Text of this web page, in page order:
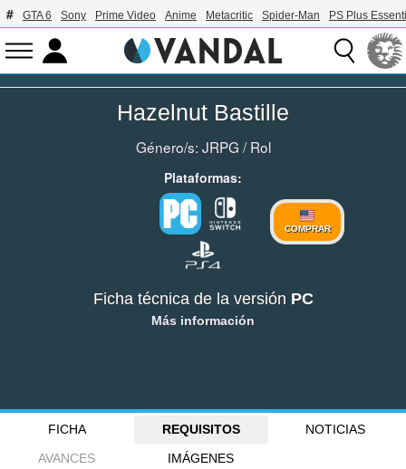
GTA 6 Sony Prime Video Anime Metacritic Spider-Man PS Plus
Hazelnut Bastille
Género/s: JRPG /Rol
Plataformas:
COMPRAR
Ficha técnica de la versión PC
Más información
FICHA REQUISITOS
NOTICIAS
AVANCES
IMÁGENES